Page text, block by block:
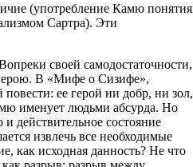
(употребление Камю понятия
Сартра). Эти
своей самодостаточности,
герою. В «Мифе о Сизифе»,
ее герой ни добр, ни зол,
именует людьми абсурда. Но
действительное состояние
извлечь все необходимые
как исходная данность? Не что